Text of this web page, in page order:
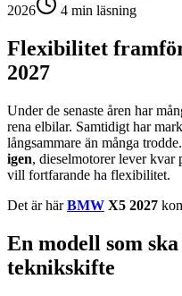
2026
4 min läsning
Flexibilitet
2027
Under de senaste åren har
rena elbilar. Samtidigt har
långsammare än många
igen, dieselmotorer lever kvar
vill fortfarande ha flexibilitet.
Det är härBMW X5 2027
En modell som
teknikskifte